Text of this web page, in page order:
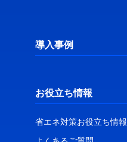
導入事例
お役立ち情報
省エネ対策お役立ち情報